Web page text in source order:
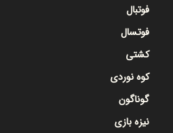
فوتبال
فوتسال
کشتی
کوه نوردی
گوناگون
نیزه بازی